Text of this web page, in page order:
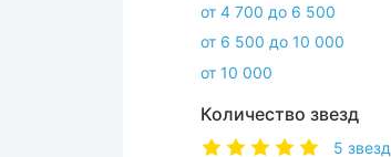
от 4 700 до 6 500
от 6 500 до 10 000
от 10 000
Количество звезд
5 звезд